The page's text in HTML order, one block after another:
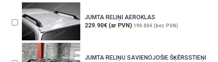
JUMTA RELIŅI AEROKLAS
229.90€ (ar PVN) 190.00€ (bez PVN)
JUMTA RELIŅU SAVIENOJOŠIE ŠĶĒRSSTIEŅI